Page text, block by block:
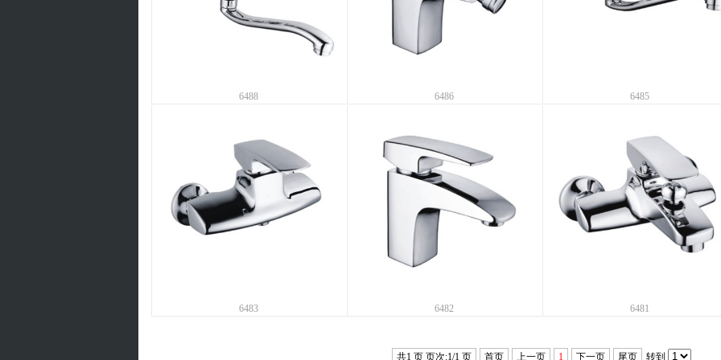
6488 6486 6485
6483 6482 6481
共1 页 页次:1/1 页 首页 上一页 1 下一页 尾页 转到